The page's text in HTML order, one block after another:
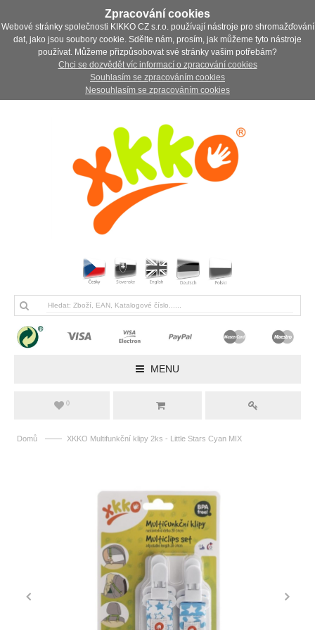
Zpracování cookies
Webové stránky společnosti KIKKO CZ s.r.o. používají nástroje pro shromažďování
dat, jako jsou soubory cookie. Sdělte nám, prosím, jak můžeme tyto nástroje
používat. Můžeme přizpůsobovat své stránky vašim potřebám?
Chci se dozvědět víc informací o zpracování cookies
Souhlasím se zpracováním cookies
Nesouhlasím se zpracováním cookies
MENU
0
Domů —— XKKO Multifunkční klipy 2ks - Little Stars Cyan MIX